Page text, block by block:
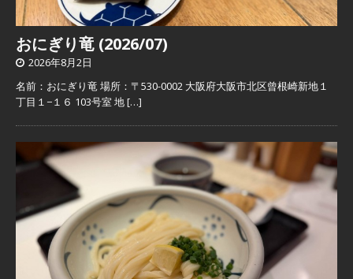
おにぎり竜 (2026/07)
2026年8月2日
名前：おにぎり竜 場所：〒530-0002 大阪府大阪市北区曾根崎新地１
丁目１−１６ 103号室 地[…]